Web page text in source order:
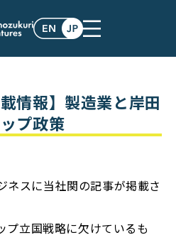
情報】製造業と岸田
プ政策
ネスに当社関の記事が掲載さ
プ立国戦略に欠けているも